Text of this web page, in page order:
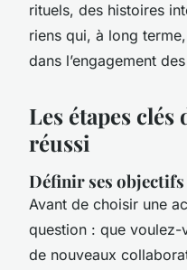
rituels, des histoires
riens qui, à long
dans l’engagement
Les étapes
réussi
Définir ses
Avant de choisir une
question : que voulez-
de nouveaux